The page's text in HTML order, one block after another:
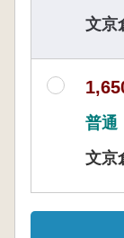
文京
普通
文京